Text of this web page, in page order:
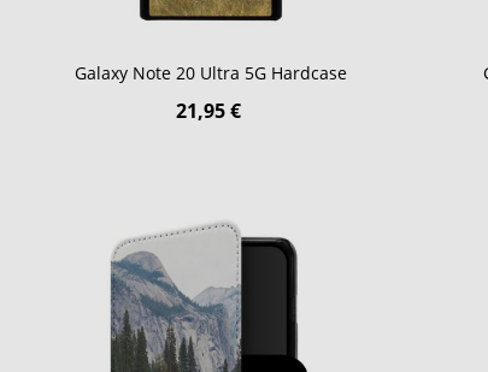
Galaxy Note 20 Ultra 5G Hardcase
21,95 €